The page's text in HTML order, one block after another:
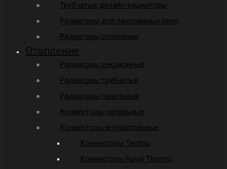
Трубчатые дизайн-радиаторы
Радиаторы для панорамных окон
Радиаторы отопления
Отопление
Радиаторы секционные
Радиаторы трубчатые
Радиаторы панельные
Конвекторы напольные
Конвекторы внутрипольные
Конвекторы Techno
Конвекторы Royal Thermo